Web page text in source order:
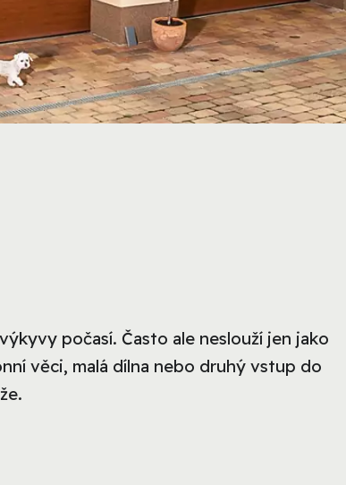
počasí. Často ale neslouží jen jako
věci, malá dílna nebo druhý vstup do